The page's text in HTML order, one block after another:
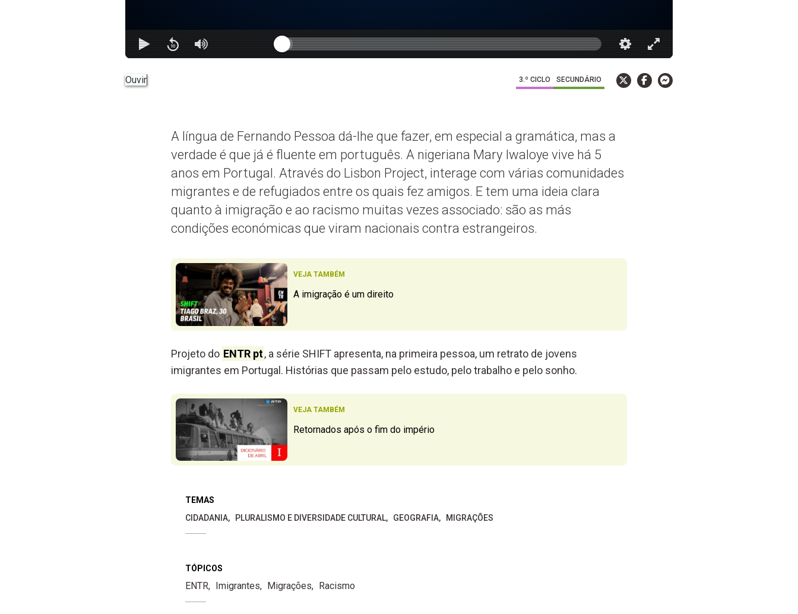
Ouvir 3.º CICLO SECUNDÁRIO
A língua de Fernando Pessoa dá-lhe que fazer, em especial a gramática, mas a
verdade é que já é fluente em português. A nigeriana Mary Iwaloye vive há 5
anos em Portugal. Através do Lisbon Project, interage com várias comunidades
migrantes e de refugiados entre os quais fez amigos. E tem uma ideia clara
quanto à imigração e ao racismo muitas vezes associado: são as más
condições económicas que viram nacionais contra estrangeiros.
VEJA TAMBÉM
A imigração é um direito
Projeto do ENTR pt, a série SHIFT apresenta, na primeira pessoa, um retrato de jovens
imigrantes em Portugal. Histórias que passam pelo estudo, pelo trabalho e pelo sonho.
VEJA TAMBÉM
Retornados após o fim do império
TEMAS
CIDADANIA
PLURALISMO E DIVERSIDADE CULTURAL GEOGRAFIA MIGRAÇÕES
TÓPICOS
ENTR Imigrantes Migrações Racismo